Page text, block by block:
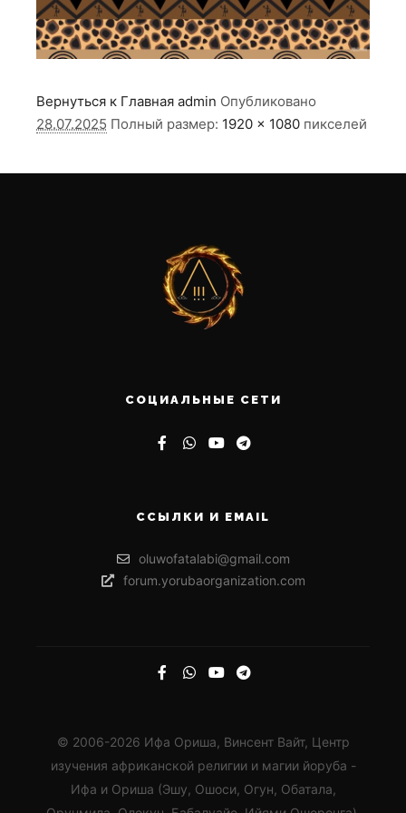
Вернуться к Главная admin Опубликовано
28.07.2025 Полный размер: 1920 × 1080 пикселей
СОЦИАЛЬНЫЕ СЕТИ
ССЫЛКИ И EMAIL
oluwofatalabi@gmail.com
forum.yorubaorganization.com
© 2006-2026 Ифа Ориша, Винсент Вайт, Центр
изучения африканской религии и магии йоруба -
Ифа и Ориша (Эшу, Ошоси, Огун, Обатала,